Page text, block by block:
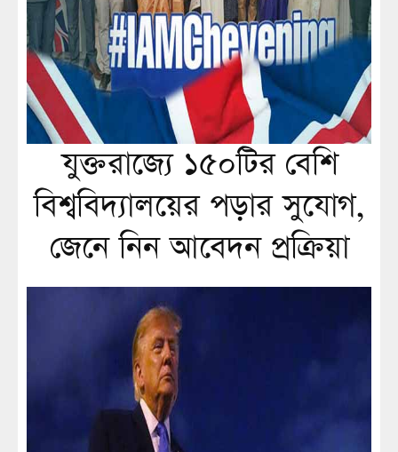
যুক্তরাজ্যে ১৫০টির বেশি
বিশ্ববিদ্যালয়ের পড়ার সুযোগ,
জেনে নিন আবেদন প্রক্রিয়া